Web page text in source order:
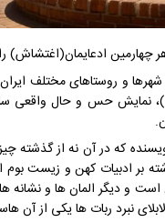
ادعایمان(اغتشاش)
شهرها و روستاهای مختلف
نمایش حس و حال واقعی
که در آن نه از گذشته
بر ادبیات کهن و زیست
و دیگر المان ها و نشانه
نبرد ربات ها یکی از آن